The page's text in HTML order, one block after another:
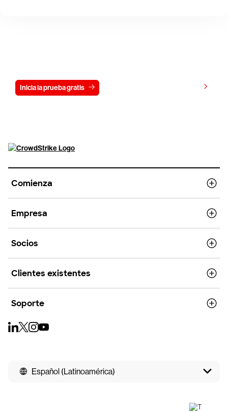
Inicia la prueba gratis
Comienza
Empresa
Socios
Clientes existentes
Soporte
Español (Latinoamérica)